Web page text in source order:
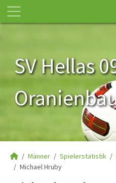
SV Hellas
Männer Spielerstatistik
Michael Hruby